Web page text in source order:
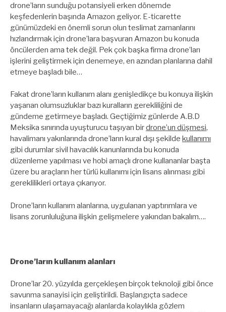
drone’ların sunduğu potansiyeli erken dönemde
keşfedenlerin başında Amazon geliyor. E-ticarette
günümüzdeki en önemli sorun olun teslimat zamanlarını
hızlandırmak için drone’lara başvuran Amazon bu konuda
öncülerden ama tek değil. Pek çok başka firma drone’ları
işlerini geliştirmek için denemeye, en azından planlarına dahil
etmeye başladı bile…
Fakat drone’ların kullanım alanı genişledikçe bu konuya ilişkin
yaşanan olumsuzluklar bazı kuralların gerekliliğini de
gündeme getirmeye başladı. Geçtiğimiz günlerde A.B.D
Meksika sınırında uyuşturucu taşıyan birdrone’un düşmesi,
havalimanı yakınlarında drone’ların kural dışı şekilde kullanımı
gibi durumlar sivil havacılık kanunlarında bu konuda
düzenleme yapılması ve hobi amaçlı drone kullananlar başta
üzere bu araçların her türlü kullanımı için lisans alınması gibi
gereklilikleri ortaya çıkarıyor.
Drone’ların kullanım alanlarına, uygulanan yaptırımlara ve
lisans zorunluluğuna ilişkin gelişmelere yakından bakalım….
Drone’ların kullanım alanları
Drone’lar 20. yüzyılda gerçekleşen birçok teknoloji gibi önce
savunma sanayisi için geliştirildi. Başlangıçta sadece
insanların ulaşamayacağı alanlarda kolaylıkla gözlem